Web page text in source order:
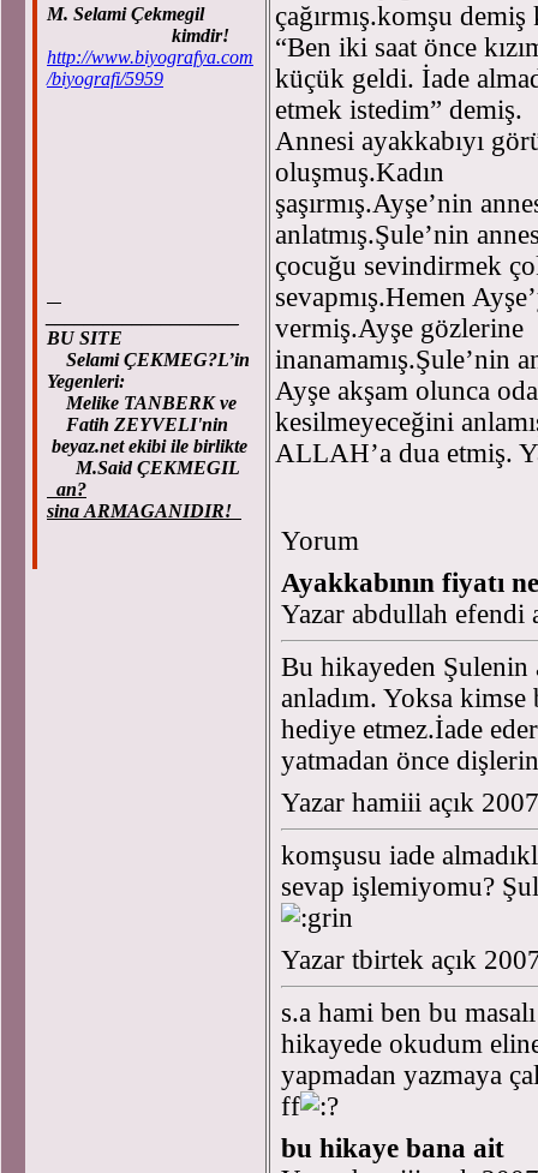
M. Selami Çekmegil
kimdir!
http://www.biyografya.com
/biyografi/5959
BU SITE
Selami ÇEKMEG?L’in
Yegenleri:
Melike TANBERK ve
Fatih ZEYVELI'nin
beyaz.net ekibi ile birlikte
M.Said ÇEKMEGIL
an?
sina ARMAGANIDIR!
çağırmış.komşu
“Ben iki saat önce
küçük geldi. İade
etmek istedim” demiş.
Annesi ayakkabıyı
oluşmuş.Kadın
şaşırmış.Ayşe’nin
anlatmış.Şule’nin
çocuğu sevindirmek
sevapmış.Hemen
vermiş.Ayşe
inanamamış.Şule’nin
Ayşe akşam olunca
kesilmeyeceğini
ALLAH’a dua etmiş.
Yorum
Ayakkabının fiyatı
Yazar abdullah efendi
Bu hikayeden
anladım. Yoksa
hediye etmez.İade
yatmadan önce
Yazar hamiii açık
komşusu iade
sevap işlemiyomu?
Yazar tbirtek açık
s.a hami ben bu
hikayede okudum
yapmadan yazmaya
ff
bu hikaye bana ait